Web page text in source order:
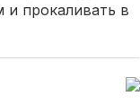
и прокаливать в